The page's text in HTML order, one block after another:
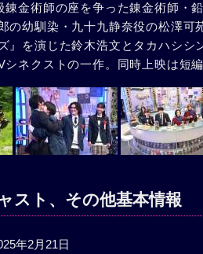
錬金術師の座を争った錬金術師・
の幼馴染・九十九静奈役の松澤可
』を演じた鈴木浩文とタカハシシ
シネクストの一作。同時上映は短
スト、その他基本情報
年2月21日